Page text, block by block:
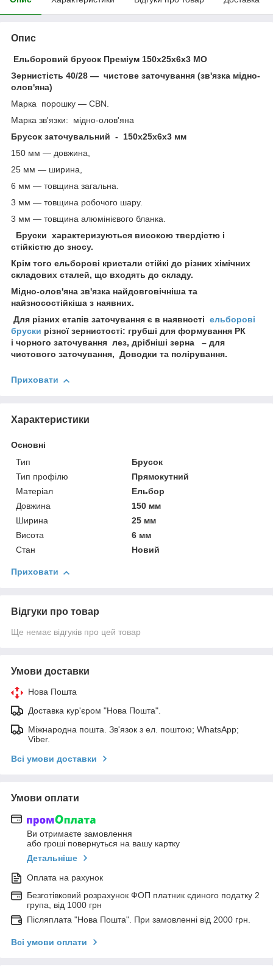
Опис
Ельборовий брусок Преміум 150х25х6х3 МО
Зернистість 40/28 — чистове заточування (зв'язка мідно-
олов'яна)
Марка порошку — СBN.
Марка зв'язки: мідно-олов'яна
Брусок заточувальний - 150х25х6х3 мм
150 мм — довжина,
25 мм — ширина,
6 мм — товщина загальна.
3 мм — товщина робочого шару.
3 мм — товщина алюмінієвого бланка.
Бруски характеризуються високою твердістю і
стійкістю до зносу.
Крім того ельборові кристали стійкі до різних хімічних
складових сталей, що входять до складу.
Мідно-олов'яна зв'язка найдовговічніша та
найзносостійкіша з наявних.
Для різних етапів заточування є в наявності ельборові
бруски різної зернистості: грубші для формування РК
і чорного заточування лез, дрібніші зерна – для
чистового заточування, Доводки та полірування.
Приховати
Характеристики
Основні
Тип
Брусок
Тип профілю
Прямокутний
Матеріал
Ельбор
Довжина
150 мм
Ширина
25 мм
Висота
6 мм
Стан
Новий
Приховати
Відгуки про товар
Ще немає відгуків про цей товар
Умови доставки
Нова Пошта
Доставка кур'єром "Нова Пошта".
Міжнародна пошта. Зв'язок з ел. поштою; WhatsApp;
Viber.
Всі умови доставки
Умови оплати
Ви отримаєте замовлення
або гроші повернуться на вашу картку
Детальніше
Оплата на рахунок
Безготівковий розрахунок ФОП платник єдиного податку 2
група, від 1000 грн
Післяплата "Нова Пошта". При замовленні від 2000 грн.
Всі умови оплати